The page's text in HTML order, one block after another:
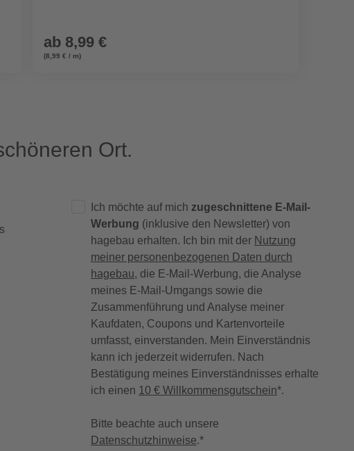
ab 8,99 €
(8,99 € / m)
Ort.
Ich möchte auf mich zugeschnittene E-Mail-
Werbung (inklusive den Newsletter) von
hagebau erhalten. Ich bin mit der Nutzung
meiner personenbezogenen Daten durch
hagebau, die E-Mail-Werbung, die Analyse
meines E-Mail-Umgangs sowie die
Zusammenführung und Analyse meiner
Kaufdaten, Coupons und Kartenvorteile
umfasst, einverstanden. Mein Einverständnis
kann ich jederzeit widerrufen. Nach
Bestätigung meines Einverständnisses erhalte
ich einen 10 € Willkommensgutschein*.
Bitte beachte auch unsere
Datenschutzhinweise.